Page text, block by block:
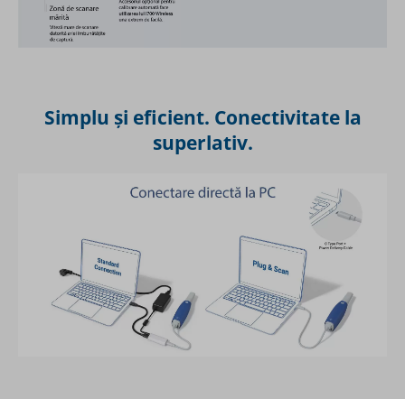
Simplu și eficient. Conectivitate la
superlativ.